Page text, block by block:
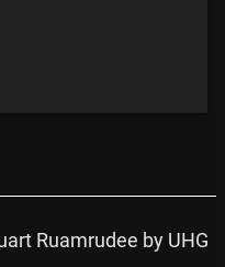
Ruamrudee by UHG